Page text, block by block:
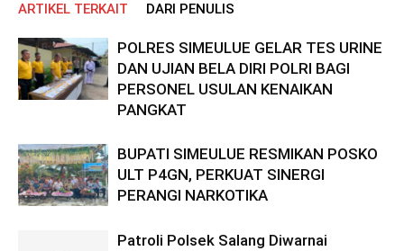
ARTIKEL TERKAIT DARI PENULIS
POLRES SIMEULUE GELAR TES URINE
DAN UJIAN BELA DIRI POLRI BAGI
PERSONEL USULAN KENAIKAN
PANGKAT
BUPATI SIMEULUE RESMIKAN POSKO
ULT P4GN, PERKUAT SINERGI
PERANGI NARKOTIKA
Patroli Polsek Salang Diwarnai